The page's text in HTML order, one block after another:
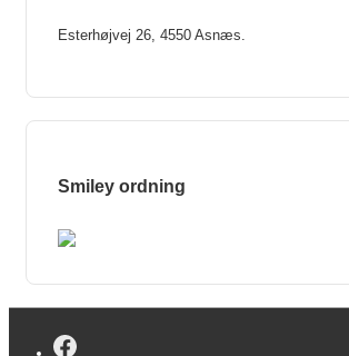
Esterhøjvej 26, 4550 Asnæs.
Smiley ordning